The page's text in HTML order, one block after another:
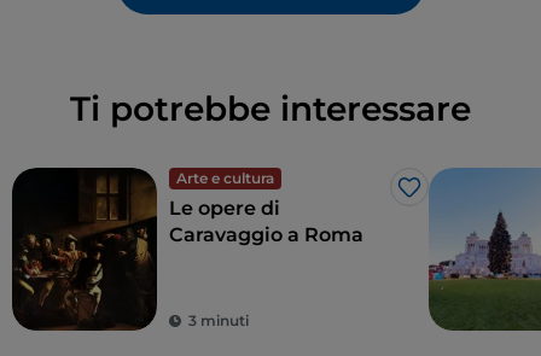
Ti potrebbe interessare
Arte e cultura
Like
Le opere di
Caravaggio a Roma
3 minuti